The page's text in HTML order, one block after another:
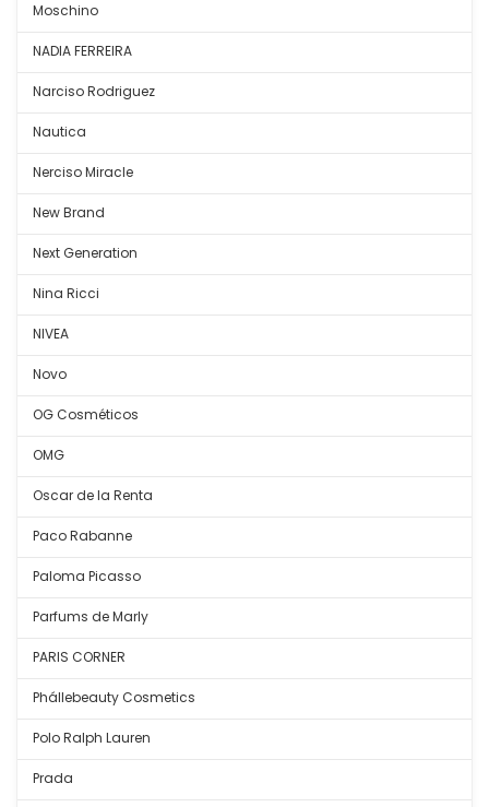
Moschino
NADIA FERREIRA
Narciso Rodriguez
Nautica
Nerciso Miracle
New Brand
Next Generation
Nina Ricci
NIVEA
Novo
OG Cosméticos
OMG
Oscar de la Renta
Paco Rabanne
Paloma Picasso
Parfums de Marly
PARIS CORNER
Phállebeauty Cosmetics
Polo Ralph Lauren
Prada